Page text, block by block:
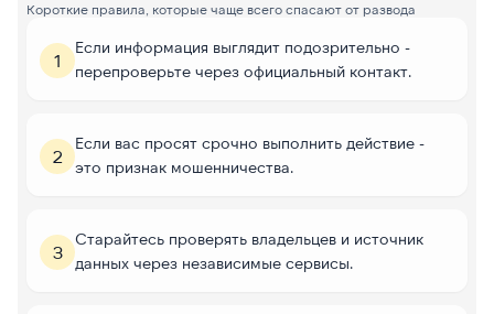
Короткие правила, которые чаще всего спасают от развода
1
Если информация выглядит подозрительно -
перепроверьте через официальный контакт.
2
Если вас просят срочно выполнить действие -
это признак мошенничества.
3
Старайтесь проверять владельцев и источник
данных через независимые сервисы.